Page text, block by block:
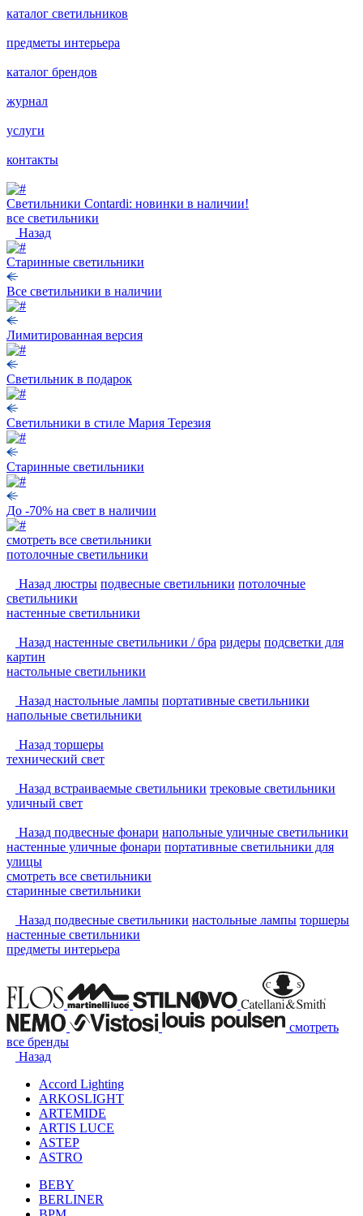
каталог светильников
предметы интерьера
каталог брендов
журнал
услуги
контакты
Светильники Contardi: новинки в наличии!
все светильники
Назад
Старинные светильники
Все светильники в наличии
Лимитированная версия
Светильник в подарок
Светильники в стиле Мария Терезия
Старинные светильники
До -70% на свет в наличии
смотреть все светильники
потолочные светильники
Назад люстры подвесные светильники потолочные
светильники
настенные светильники
Назад настенные светильники / бра ридеры подсветки для
картин
настольные светильники
Назад настольные лампы портативные светильники
напольные светильники
Назад торшеры
технический свет
Назад встраиваемые светильники трековые светильники
уличный свет
Назад подвесные фонари напольные уличные светильники
настенные уличные фонари портативные светильники для
улицы
смотреть все светильники
старинные светильники
Назад подвесные светильники настольные лампы торшеры
настенные светильники
предметы интерьера
смотреть
все бренды
Назад
Accord Lighting
ARKOSLIGHT
ARTEMIDE
ARTIS LUCE
ASTEP
ASTRO
BEBY
BERLINER